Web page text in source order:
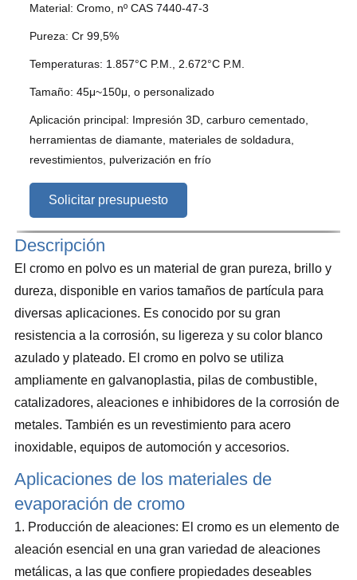
Material: Cromo, nº CAS 7440-47-3
Pureza: Cr 99,5%
Temperaturas: 1.857°C P.M., 2.672°C P.M.
Tamaño: 45μ~150μ, o personalizado
Aplicación principal: Impresión 3D, carburo cementado,
herramientas de diamante, materiales de soldadura,
revestimientos, pulverización en frío
Solicitar presupuesto
Descripción
El cromo en polvo es un material de gran pureza, brillo y
dureza, disponible en varios tamaños de partícula para
diversas aplicaciones. Es conocido por su gran
resistencia a la corrosión, su ligereza y su color blanco
azulado y plateado. El cromo en polvo se utiliza
ampliamente en galvanoplastia, pilas de combustible,
catalizadores, aleaciones e inhibidores de la corrosión de
metales. También es un revestimiento para acero
inoxidable, equipos de automoción y accesorios.
Aplicaciones de los materiales de
evaporación de cromo
1. Producción de aleaciones: El cromo es un elemento de
aleación esencial en una gran variedad de aleaciones
metálicas, a las que confiere propiedades deseables